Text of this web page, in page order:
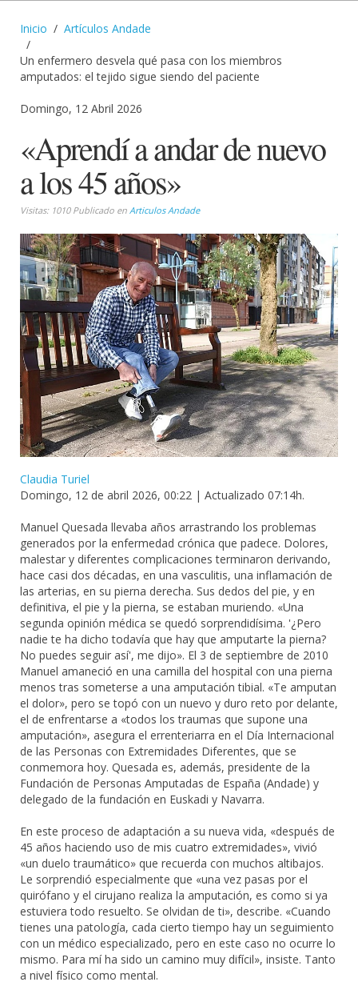
Inicio Artículos Andade
Un enfermero desvela qué pasa con los miembros
amputados: el tejido sigue siendo del paciente
Domingo, 12 Abril 2026
«Aprendí a andar de nuevo
a los 45 años»
Visitas: 1010 Publicado en Articulos Andade
Claudia Turiel
Domingo, 12 de abril 2026, 00:22 | Actualizado 07:14h.
Manuel Quesada llevaba años arrastrando los problemas
generados por la enfermedad crónica que padece. Dolores,
malestar y diferentes complicaciones terminaron derivando,
hace casi dos décadas, en una vasculitis, una inflamación de
las arterias, en su pierna derecha. Sus dedos del pie, y en
definitiva, el pie y la pierna, se estaban muriendo. «Una
segunda opinión médica se quedó sorprendidísima. '¿Pero
nadie te ha dicho todavía que hay que amputarte la pierna?
No puedes seguir así', me dijo». El 3 de septiembre de 2010
Manuel amaneció en una camilla del hospital con una pierna
menos tras someterse a una amputación tibial. «Te amputan
el dolor», pero se topó con un nuevo y duro reto por delante,
el de enfrentarse a «todos los traumas que supone una
amputación», asegura el errenteriarra en el Día Internacional
de las Personas con Extremidades Diferentes, que se
conmemora hoy. Quesada es, además, presidente de la
Fundación de Personas Amputadas de España (Andade) y
delegado de la fundación en Euskadi y Navarra.
En este proceso de adaptación a su nueva vida, «después de
45 años haciendo uso de mis cuatro extremidades», vivió
«un duelo traumático» que recuerda con muchos altibajos.
Le sorprendió especialmente que «una vez pasas por el
quirófano y el cirujano realiza la amputación, es como si ya
estuviera todo resuelto. Se olvidan de ti», describe. «Cuando
tienes una patología, cada cierto tiempo hay un seguimiento
con un médico especializado, pero en este caso no ocurre lo
mismo. Para mí ha sido un camino muy difícil», insiste. Tanto
a nivel físico como mental.